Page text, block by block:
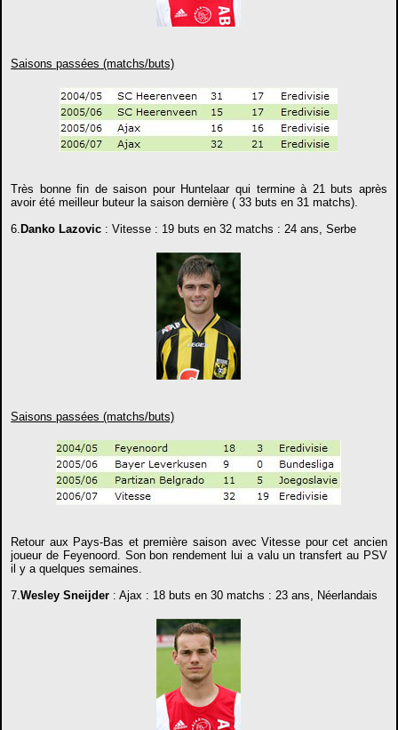
Saisons passées (matchs/buts)
Très bonne fin de saison pour Huntelaar qui termine à 21 buts après
avoir été meilleur buteur la saison dernière ( 33 buts en 31 matchs).
6.Danko Lazovic : Vitesse : 19 buts en 32 matchs : 24 ans, Serbe
Saisons passées (matchs/buts)
Retour aux Pays-Bas et première saison avec Vitesse pour cet ancien
joueur de Feyenoord. Son bon rendement lui a valu un transfert au PSV
il y a quelques semaines.
7.Wesley Sneijder : Ajax : 18 buts en 30 matchs : 23 ans, Néerlandais